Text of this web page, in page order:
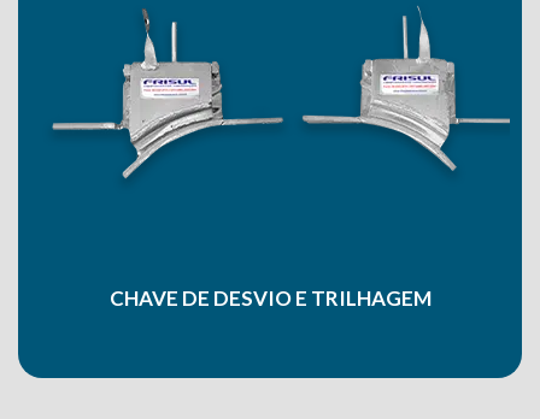
CHAVE DE DESVIO E TRILHAGEM